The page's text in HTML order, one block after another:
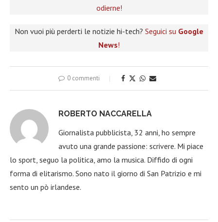
odierne!
Non vuoi più perderti le notizie hi-tech? Seguici su Google
News!
0 commenti
ROBERTO NACCARELLA
Giornalista pubblicista, 32 anni, ho sempre
avuto una grande passione: scrivere. Mi piace
lo sport, seguo la politica, amo la musica. Diffido di ogni
forma di elitarismo. Sono nato il giorno di San Patrizio e mi
sento un pò irlandese.